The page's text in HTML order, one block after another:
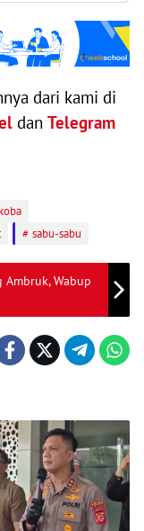
dari kami di
dan Telegram
sabu-sabu
Wabup